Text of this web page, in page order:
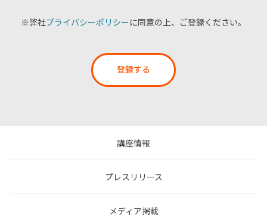
※弊社プライバシーポリシーに同意の上、ご登録ください。
登録する
講座情報
プレスリリース
メディア掲載